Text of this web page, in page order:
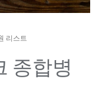
리스트
종합병